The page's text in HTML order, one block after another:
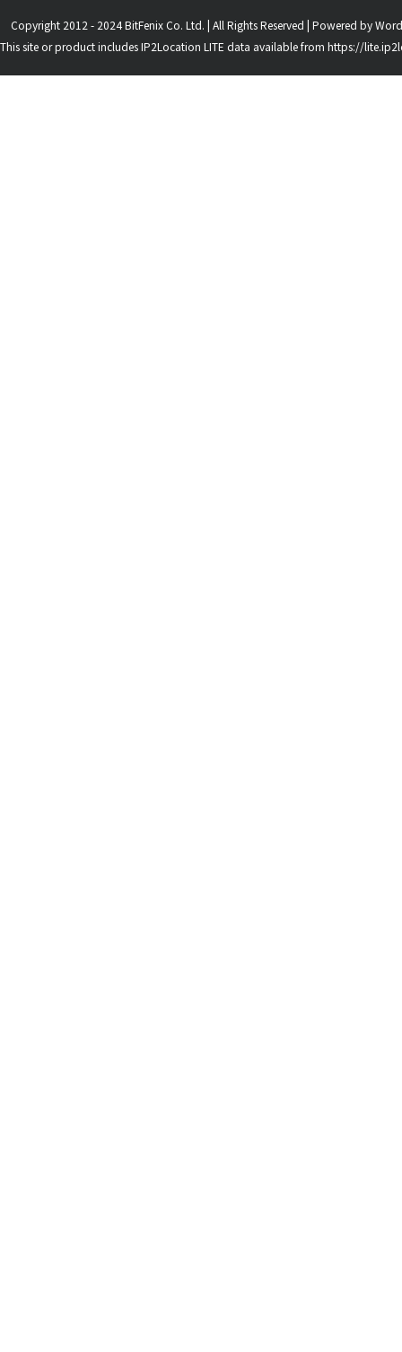
Copyright 2012 - 2024 BitFenix Co. Ltd. | All Rights Reserved | Powered by
This site or product includes IP2Location LITE data available from https://